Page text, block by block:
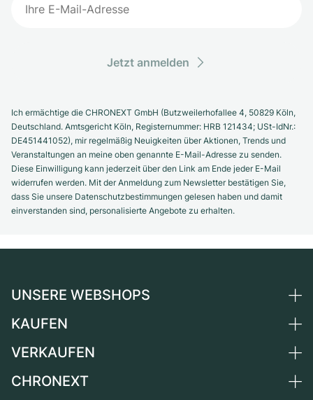
Jetzt anmelden
Ich ermächtige die CHRONEXT GmbH (Butzweilerhofallee 4, 50829 Köln,
Deutschland. Amtsgericht Köln, Registernummer: HRB 121434; USt-IdNr.:
DE451441052), mir regelmäßig Neuigkeiten über Aktionen, Trends und
Veranstaltungen an meine oben genannte E-Mail-Adresse zu senden.
Diese Einwilligung kann jederzeit über den Link am Ende jeder E-Mail
widerrufen werden. Mit der Anmeldung zum Newsletter bestätigen Sie,
dass Sie unsere Datenschutzbestimmungen gelesen haben und damit
einverstanden sind, personalisierte Angebote zu erhalten.
UNSERE WEBSHOPS
Deutschland
Schweiz
KAUFEN
Alle Luxusuhren
VERKAUFEN
Uhr verkaufen
CHRONEXT